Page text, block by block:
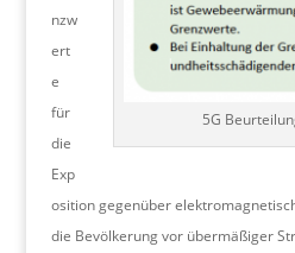
5G
nzw
ert
e
für
die
Exp
osition gegenüber
die Bevölkerung vor übermäßiger